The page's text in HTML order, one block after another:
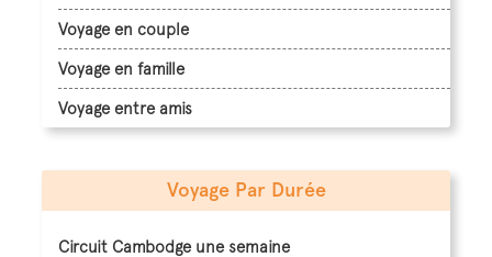
Voyage en couple
Voyage en famille
Voyage entre amis
Voyage Par Durée
Circuit Cambodge une semaine